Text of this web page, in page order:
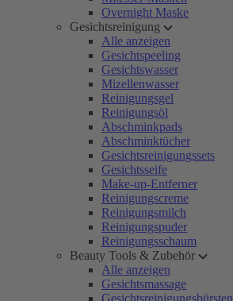
Overnight Maske
Gesichtsreinigung
Alle anzeigen
Gesichtspeeling
Gesichtswasser
Mizellenwasser
Reinigungsgel
Reinigungsöl
Abschminkpads
Abschminktücher
Gesichtsreinigungssets
Gesichtsseife
Make-up-Entferner
Reinigungscreme
Reinigungsmilch
Reinigungspuder
Reinigungsschaum
Beauty Tools & Zubehör
Alle anzeigen
Gesichtsmassage
Gesichtsreinigungsbürsten